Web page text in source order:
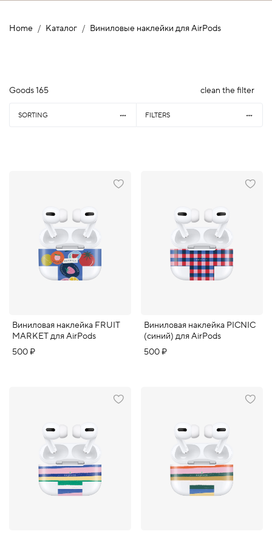
Home Каталог Виниловые наклейки для AirPods
Goods165 clean the filter
SORTING FILTERS
Виниловая наклейка FRUIT
MARKET для AirPods
500 ₽
Виниловая наклейка PICNIC
(синий) для AirPods
500 ₽